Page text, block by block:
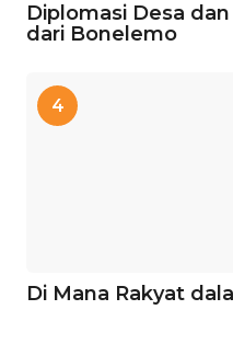
Diplomasi Desa
dari Bonelemo
4
Di Mana Rakyat